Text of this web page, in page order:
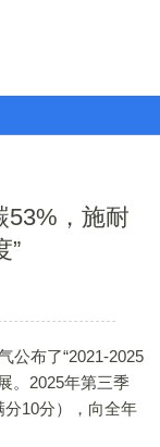
53%，施耐
”
布了“2021-2025
。2025年第三季
分10分），向全年